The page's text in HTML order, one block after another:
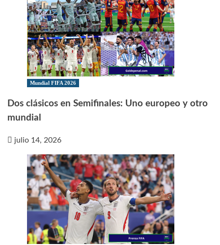
Mundial FIFA 2026
Dos clásicos en Semifinales: Uno europeo y otro
mundial
julio 14, 2026